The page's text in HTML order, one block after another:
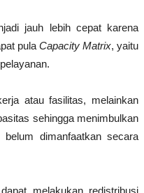
jauh lebih cepat karena
pula Capacity Matrix, yaitu
atau fasilitas, melainkan
sehingga menimbulkan
dimanfaatkan secara
melakukan redistribusi